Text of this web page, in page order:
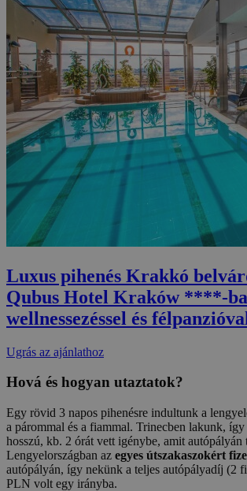
Luxus pihenés Krakkó
Qubus Hotel Kraków ****-
wellnessezéssel és
Ugrás az ajánlathoz
Hová és hogyan utaztatok?
Egy rövid 3 napos pihenésre indultunk a
a párommal és a fiammal. Trinecben lakunk,
hosszú, kb. 2 órát vett igénybe, amit autópályán
Lengyelországban az egyes útszakaszokért
autópályán, így nekünk a teljes autópályadíj (2
PLN volt egy irányba.